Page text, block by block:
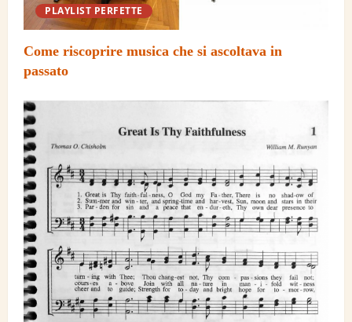
PLAYLIST PERFETTE
Come riscoprire musica che si ascoltava in
passato